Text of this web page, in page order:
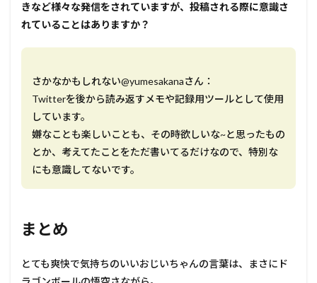
きなど様々な発信をされていますが、投稿される際に意識さ
れていることはありますか？
さかなかもしれない@yumesakanaさん：
Twitterを後から読み返すメモや記録用ツールとして使用
しています。
嫌なことも楽しいことも、その時欲しいな~と思ったもの
とか、考えてたことをただ書いてるだけなので、特別な
にも意識してないです。
まとめ
とても爽快で気持ちのいいおじいちゃんの言葉は、まさにド